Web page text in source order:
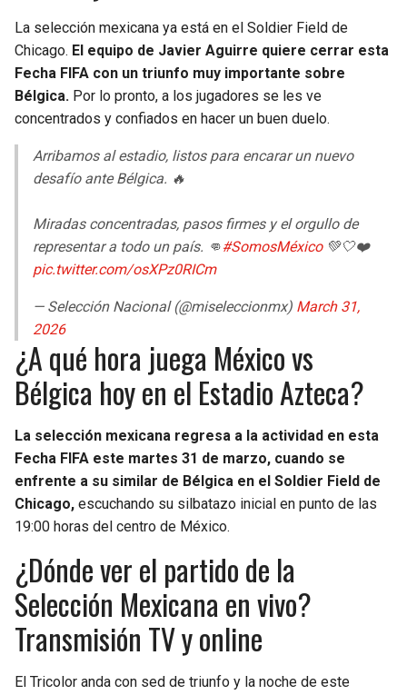
La selección mexicana ya está en el Soldier Field de
Chicago. El equipo de Javier Aguirre quiere cerrar esta
Fecha FIFA con un triunfo muy importante sobre
Bélgica. Por lo pronto, a los jugadores se les ve
concentrados y confiados en hacer un buen duelo.
Arribamos al estadio, listos para encarar un nuevo
desafío ante Bélgica. 🔥
Miradas concentradas, pasos firmes y el orgullo de
representar a todo un país. 👊#SomosMéxico💚🤍❤️
pic.twitter.com/osXPz0RICm
— Selección Nacional (@miseleccionmx) March 31,
2026
¿A qué hora juega México vs
Bélgica hoy en el Estadio Azteca?
La selección mexicana regresa a la actividad en esta
Fecha FIFA este martes 31 de marzo, cuando se
enfrente a su similar de Bélgica en el Soldier Field de
Chicago, escuchando su silbatazo inicial en punto de las
19:00 horas del centro de México.
¿Dónde ver el partido de la
Selección Mexicana en vivo?
Transmisión TV y online
El Tricolor anda con sed de triunfo y la noche de este